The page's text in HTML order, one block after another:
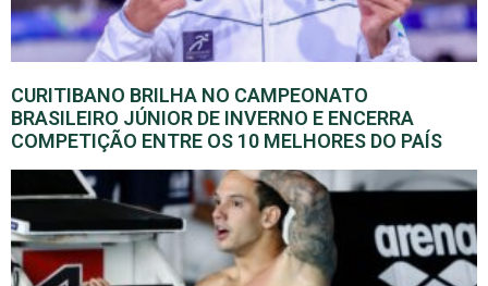
CURITIBANO BRILHA NO CAMPEONATO
BRASILEIRO JÚNIOR DE INVERNO E ENCERRA
COMPETIÇÃO ENTRE OS 10 MELHORES DO PAÍS